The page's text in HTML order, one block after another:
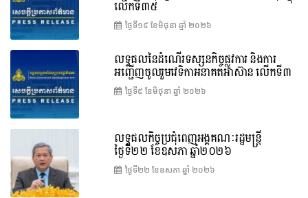
លើកទី៣៥
ថ្ងៃទី១៩ ខែ​មិថុនា ឆ្នាំ ២០២៦
លទ្ធផលនៃដំណើរទស្សនកិច្ចផ្លូវការ និងការ
អញ្ជើញចូលរួមវេទិកាអនាគតអាស៊ាន លើកទី៣
ថ្ងៃទី៩ ខែ​មិថុនា ឆ្នាំ ២០២៦
លទ្ធផលកិច្ចប្រជុំពេញអង្គគណៈរដ្ឋមន្ត្រី
ថ្ងៃទី២២ ខែឧសភា ឆ្នាំ២០២៦
ថ្ងៃទី២២ ខែ​ឧសភា ឆ្នាំ ២០២៦